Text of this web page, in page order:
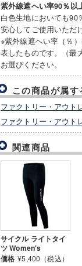
紫外線遮へい率90％以
白色生地においても90
安心してご使用いただ
※紫外線遮へい率（％
表したものです。（最
お選びください。
この商品が属す
ファクトリー・アウト
ファクトリー・アウト
関連商品
サイクル ライトタイ
ツ Women's
価格 ¥5,400（税込）